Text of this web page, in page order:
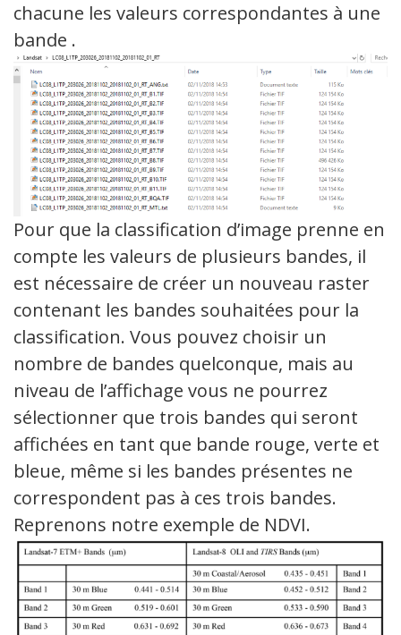
chacune les valeurs correspondantes à une
bande .
Pour que la classification d’image prenne en
compte les valeurs de plusieurs bandes, il
est nécessaire de créer un nouveau raster
contenant les bandes souhaitées pour la
classification. Vous pouvez choisir un
nombre de bandes quelconque, mais au
niveau de l’affichage vous ne pourrez
sélectionner que trois bandes qui seront
affichées en tant que bande rouge, verte et
bleue, même si les bandes présentes ne
correspondent pas à ces trois bandes.
Reprenons notre exemple de NDVI.